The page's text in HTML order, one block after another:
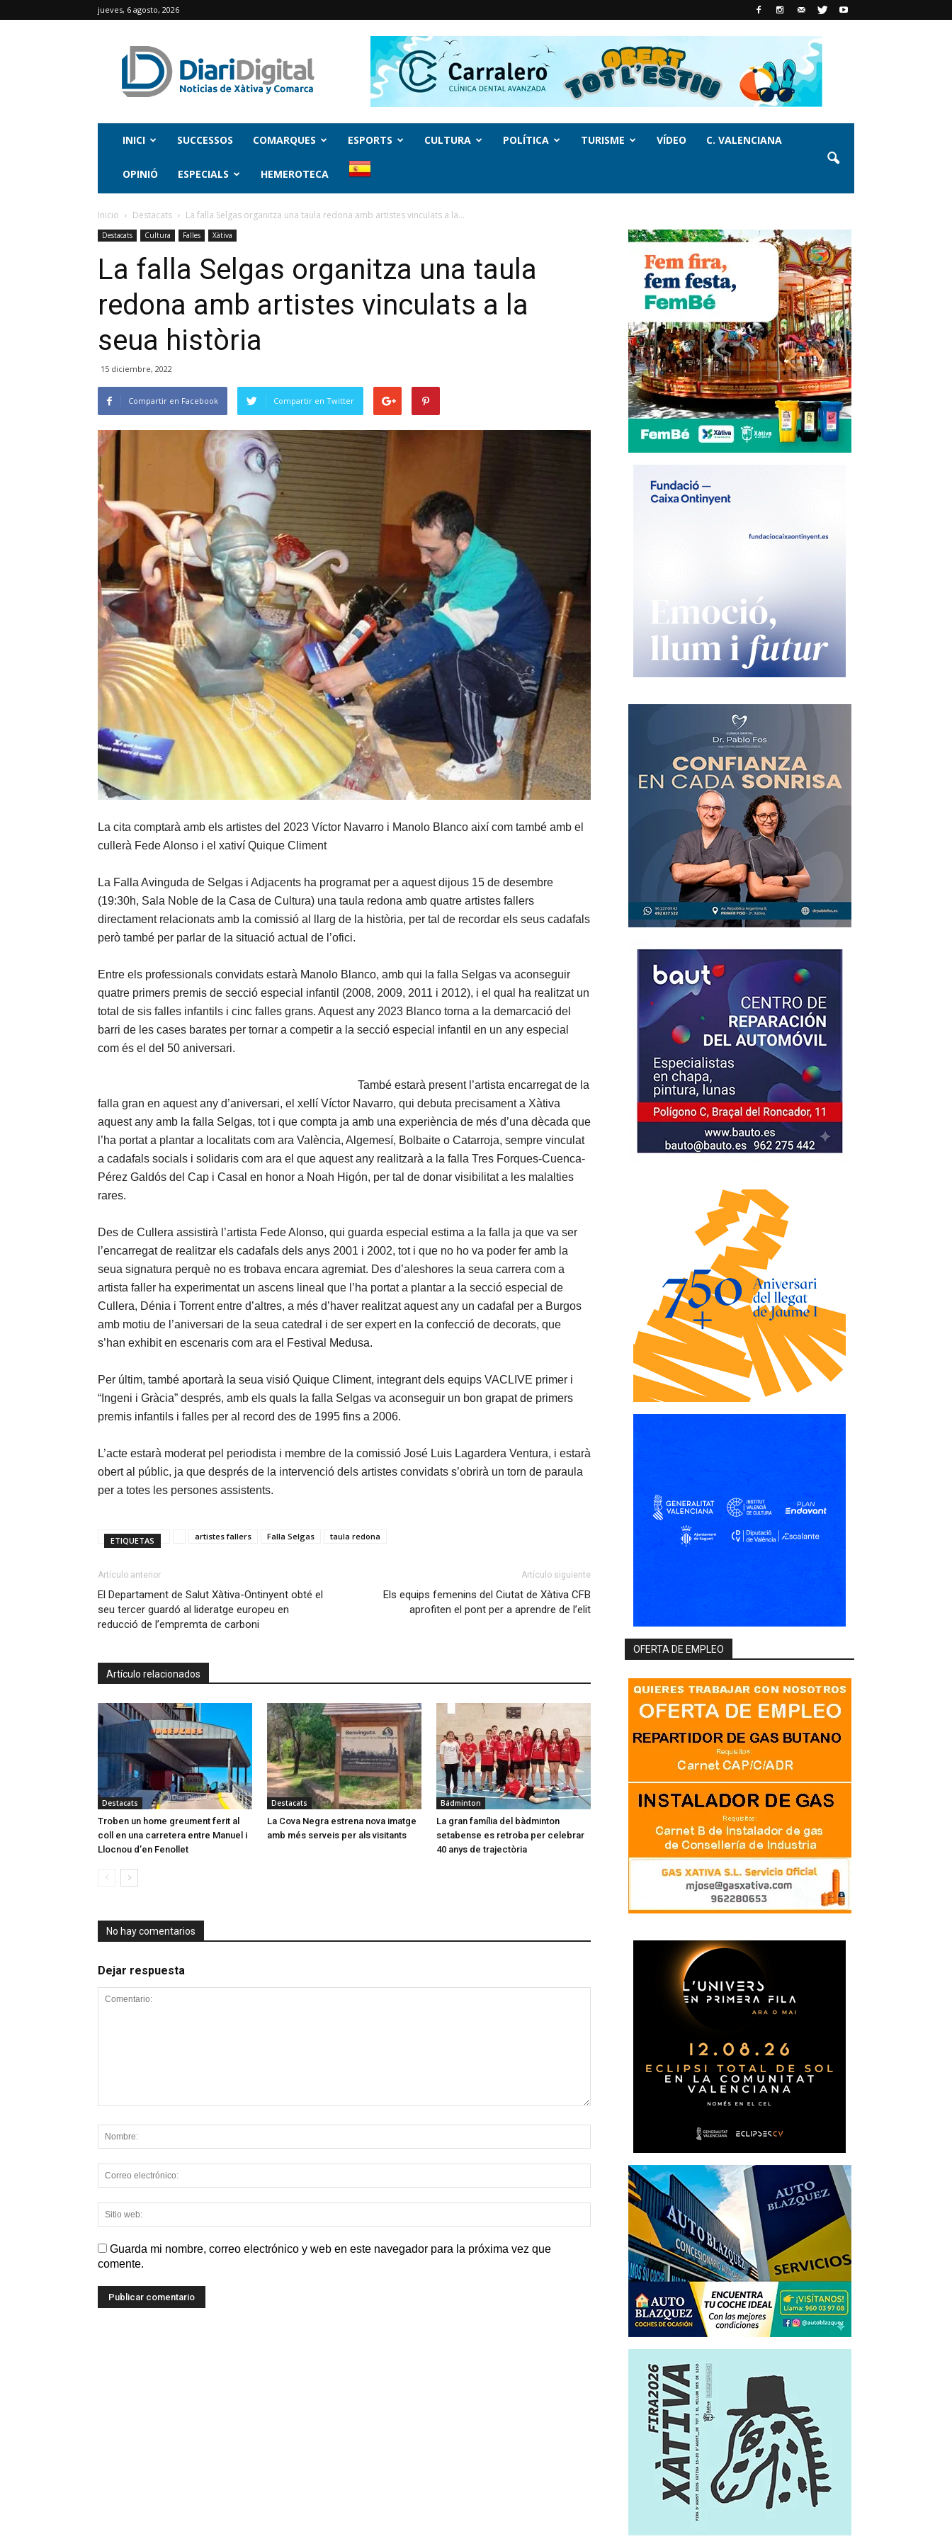
jueves, 6 agosto, 2026
INICI SUCCESSOS COMARQUES ESPORTS CULTURA POLÍTICA TURISME VÍDEO C. VALENCIANA
OPINIÓ ESPECIALS HEMEROTECA
Inicio Destacats La falla Selgas organitza una taula redona amb artistes vinculats a la...
Destacats Cultura Falles Xàtiva
La falla Selgas organitza una taula
redona amb artistes vinculats a la
seua història
15 diciembre, 2022
Compartir en Facebook Compartir en Twitter
La cita comptarà amb els artistes del 2023 Víctor Navarro i Manolo Blanco així com també amb el
cullerà Fede Alonso i el xativí Quique Climent
La Falla Avinguda de Selgas i Adjacents ha programat per a aquest dijous 15 de desembre
(19:30h, Sala Noble de la Casa de Cultura) una taula redona amb quatre artistes fallers
directament relacionats amb la comissió al llarg de la història, per tal de recordar els seus cadafals
però també per parlar de la situació actual de l’ofici.
Entre els professionals convidats estarà Manolo Blanco, amb qui la falla Selgas va aconseguir
quatre primers premis de secció especial infantil (2008, 2009, 2011 i 2012), i el qual ha realitzat un
total de sis falles infantils i cinc falles grans. Aquest any 2023 Blanco torna a la demarcació del
barri de les cases barates per tornar a competir a la secció especial infantil en un any especial
com és el del 50 aniversari.
També estarà present l’artista encarregat de la
falla gran en aquest any d’aniversari, el xellí Víctor Navarro, qui debuta precisament a Xàtiva
aquest any amb la falla Selgas, tot i que compta ja amb una experiència de més d’una dècada que
l’ha portat a plantar a localitats com ara València, Algemesí, Bolbaite o Catarroja, sempre vinculat
a cadafals socials i solidaris com ara el que aquest any realitzarà a la falla Tres Forques-Cuenca-
Pérez Galdós del Cap i Casal en honor a Noah Higón, per tal de donar visibilitat a les malalties
rares.
Des de Cullera assistirà l’artista Fede Alonso, qui guarda especial estima a la falla ja que va ser
l’encarregat de realitzar els cadafals dels anys 2001 i 2002, tot i que no ho va poder fer amb la
seua signatura perquè no es trobava encara agremiat. Des d’aleshores la seua carrera com a
artista faller ha experimentat un ascens lineal que l’ha portat a plantar a la secció especial de
Cullera, Dénia i Torrent entre d’altres, a més d’haver realitzat aquest any un cadafal per a Burgos
amb motiu de l’aniversari de la seua catedral i de ser expert en la confecció de decorats, que
s’han exhibit en escenaris com ara el Festival Medusa.
Per últim, també aportarà la seua visió Quique Climent, integrant dels equips VACLIVE primer i
“Ingeni i Gràcia” després, amb els quals la falla Selgas va aconseguir un bon grapat de primers
premis infantils i falles per al record des de 1995 fins a 2006.
L’acte estarà moderat pel periodista i membre de la comissió José Luis Lagardera Ventura, i estarà
obert al públic, ja que després de la intervenció dels artistes convidats s’obrirà un torn de paraula
per a totes les persones assistents.
ETIQUETAS artistes fallers Falla Selgas taula redona
Artículo anterior
El Departament de Salut Xàtiva-Ontinyent obté el
seu tercer guardó al lideratge europeu en
reducció de l’empremta de carboni
Artículo siguiente
Els equips femenins del Ciutat de Xàtiva CFB
aprofiten el pont per a aprendre de l’elit
Artículo relacionados
Destacats
Troben un home greument ferit al
coll en una carretera entre Manuel i
Llocnou d’en Fenollet
Destacats
La Cova Negra estrena nova imatge
amb més serveis per als visitants
Bádminton
La gran família del bàdminton
setabense es retroba per celebrar
40 anys de trajectòria
No hay comentarios
Dejar respuesta
Guarda mi nombre, correo electrónico y web en este navegador para la próxima vez que
comente.
OFERTA DE EMPLEO